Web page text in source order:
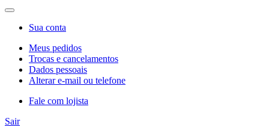
Sua conta
Meus pedidos
Trocas e cancelamentos
Dados pessoais
Alterar e-mail ou telefone
Fale com lojista
Sair